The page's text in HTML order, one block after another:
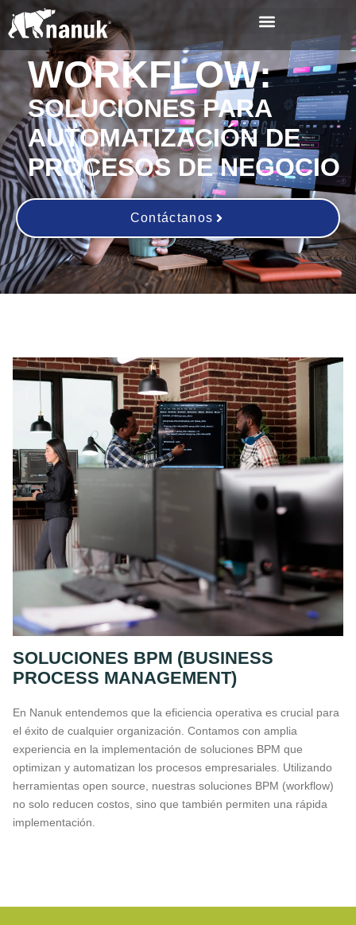
WORKFLOW:
SOLUCIONES PARA
AUTOMATIZACIÓN DE
PROCESOS DE NEGOCIO
Contáctanos
SOLUCIONES BPM (BUSINESS
PROCESS MANAGEMENT)
En Nanuk entendemos que la eficiencia operativa es crucial para
el éxito de cualquier organización. Contamos con amplia
experiencia en la implementación de soluciones BPM que
optimizan y automatizan los procesos empresariales. Utilizando
herramientas open source, nuestras soluciones BPM (workflow)
no solo reducen costos, sino que también permiten una rápida
implementación.